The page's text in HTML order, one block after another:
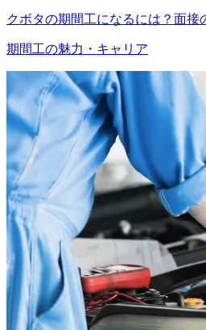
クボタの期間工になるには？面接
期間工の魅力・キャリア